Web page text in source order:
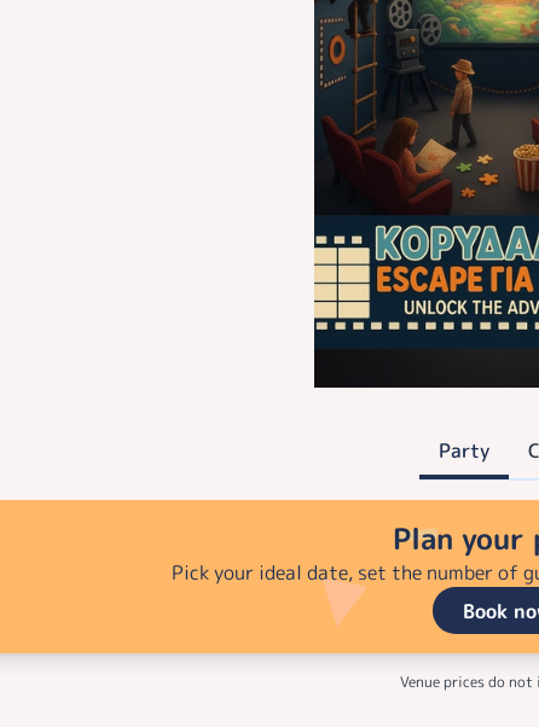
Party
Plan
Pick your ideal date, set the number of
Book
Venue prices do not